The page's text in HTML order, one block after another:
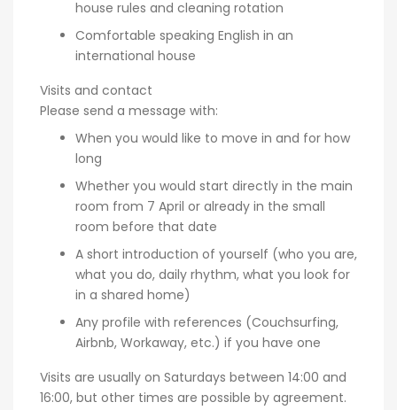
house rules and cleaning rotation
Comfortable speaking English in an
international house
Visits and contact
Please send a message with:
When you would like to move in and for how
long
Whether you would start directly in the main
room from 7 April or already in the small
room before that date
A short introduction of yourself (who you are,
what you do, daily rhythm, what you look for
in a shared home)
Any profile with references (Couchsurfing,
Airbnb, Workaway, etc.) if you have one
Visits are usually on Saturdays between 14:00 and
16:00, but other times are possible by agreement.